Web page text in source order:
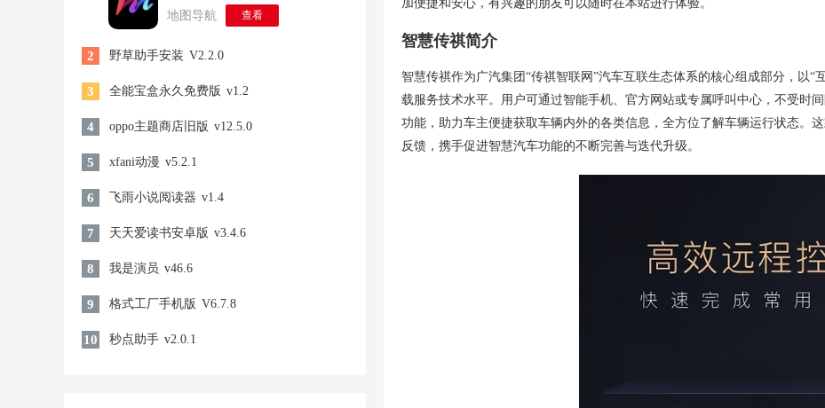
地图导航
查看
2 野草助手安装 V2.2.0
3 全能宝盒永久免费版 v1.2
4 oppo主题商店旧版 v12.5.0
5 xfani动漫 v5.2.1
6 飞雨小说阅读器 v1.4
7 天天爱读书安卓版 v3.4.6
8 我是演员 v46.6
9 格式工厂手机版 V6.7.8
10 秒点助手 v2.0.1
加便捷和安心，有兴趣的朋友可以随时在本站进行体验。
智慧传祺简介
智慧传祺作为广汽集团“传祺智联网”汽车互联生态体系的核心组成部分，以
载服务技术水平。用户可通过智能手机、官方网站或专属呼叫中心，不受时
功能，助力车主便捷获取车辆内外的各类信息，全方位了解车辆运行状态。
反馈，携手促进智慧汽车功能的不断完善与迭代升级。